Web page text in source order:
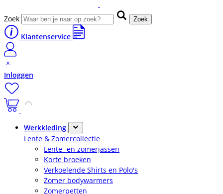
Zoek Zoek
Klantenservice
Inloggen
Werkkleding
Lente & Zomercollectie
Lente- en zomerjassen
Korte broeken
Verkoelende Shirts en Polo's
Zomer bodywarmers
Zomerpetten